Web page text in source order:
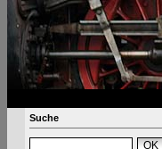
Suche